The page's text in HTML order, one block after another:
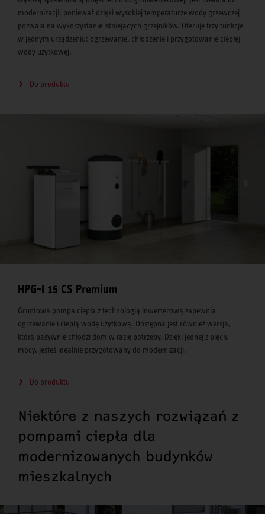
modernizacji, ponieważ dzięki wysokiej temperaturze wody grzewczej
pozwala na wykorzystanie istniejących grzejników. Oferuje trzy funkcje
w jednym urządzeniu: ogrzewanie, chłodzenie i przygotowanie ciepłej
wody użytkowej.
Do produktu
HPG-I 15 CS Premium
Gruntowa pompa ciepła z technologią inwerterową zapewnia
ogrzewanie i ciepłą wodę użytkową. Dostępna jest również wersja,
która pasywnie chłodzi dom w razie potrzeby. Dzięki jednej z pięciu
mocy, jesteś idealnie przygotowany do modernizacji.
Do produktu
Niektóre z naszych rozwiązań z
pompami ciepła dla
modernizowanych budynków
mieszkalnych